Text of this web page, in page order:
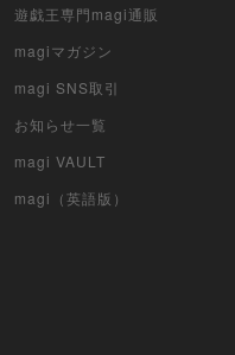
遊戯王専門magi通販
magiマガジン
magi SNS取引
お知らせ一覧
magi VAULT
magi（英語版）